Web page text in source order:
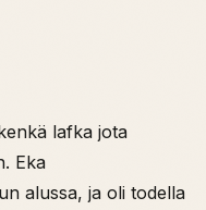
lafka jota
Eka
alussa, ja oli todella